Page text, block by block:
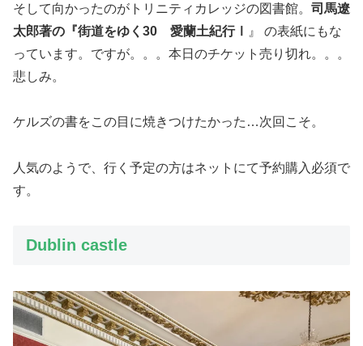
そして向かったのがトリニティカレッジの図書館。 司馬遼
太郎著の『街道をゆく30 愛蘭土紀行Ⅰ
』 の表紙にもな
っています。ですが。。。本日のチケット売り切れ。。。
悲しみ。
ケルズの書をこの目に焼きつけたかった…次回こそ。
人気のようで、行く予定の方はネットにて予約購入必須で
す。
Dublin castle